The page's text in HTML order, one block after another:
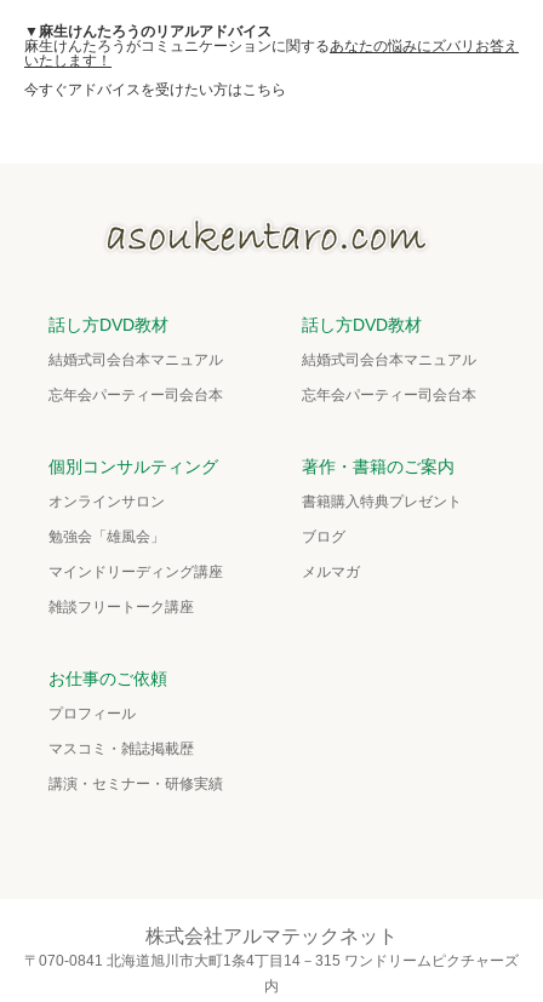
▼麻生けんたろうのリアルアドバイス
麻生けんたろうがコミュニケーションに関するあなたの悩みにズバリお答え
いたします！
今すぐアドバイスを受けたい方はこちら
話し方DVD教材
結婚式司会台本マニュアル
忘年会パーティー司会台本
話し方DVD教材
結婚式司会台本マニュアル
忘年会パーティー司会台本
個別コンサルティング
オンラインサロン
勉強会「雄風会」
マインドリーディング講座
雑談フリートーク講座
著作・書籍のご案内
書籍購入特典プレゼント
ブログ
メルマガ
お仕事のご依頼
プロフィール
マスコミ・雑誌掲載歴
講演・セミナー・研修実績
株式会社アルマテックネット
〒070-0841 北海道旭川市大町1条4丁目14－315 ワンドリームピクチャーズ
内